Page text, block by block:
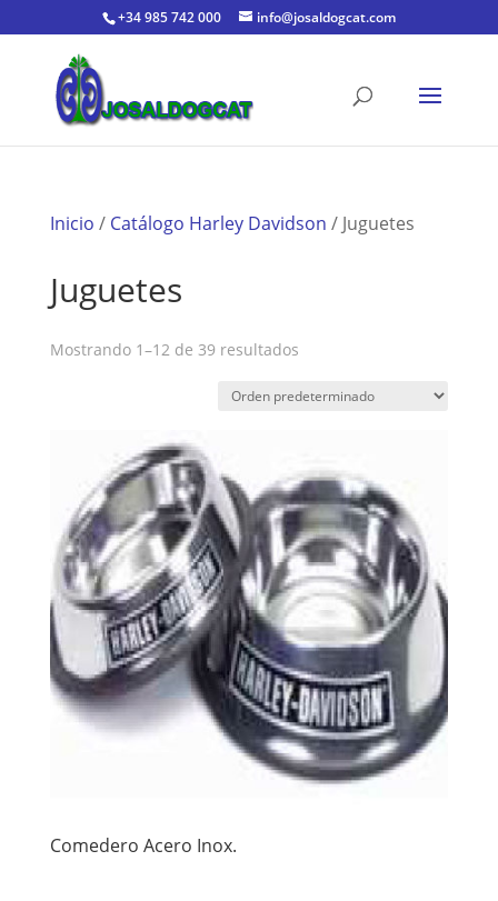
+34 985 742 000 info@josaldogcat.com
Inicio / Catálogo Harley Davidson / Juguetes
Juguetes
Mostrando 1–12 de 39 resultados
Comedero Acero Inox.